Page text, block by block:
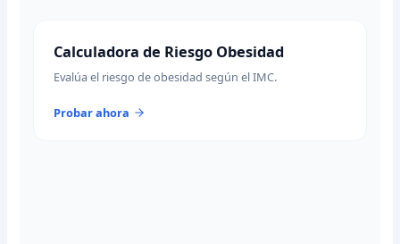
Calculadora de Riesgo Obesidad
Evalúa el riesgo de obesidad según el IMC.
Probar ahora